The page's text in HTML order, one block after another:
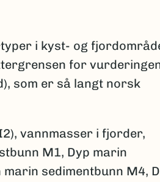
i kyst- og
for
som er så langt norsk
vannmasser i fjorder,
M1, Dyp marin
sedimentbunn M4,